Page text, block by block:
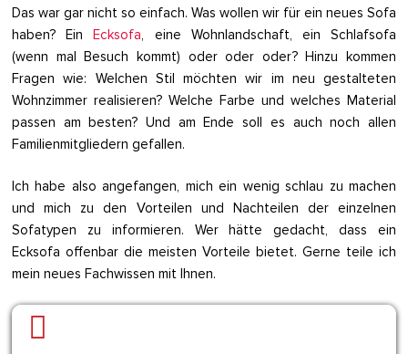
Das war gar nicht so einfach. Was wollen wir für ein neues Sofa
haben? EinEcksofa, eine Wohnlandschaft, ein Schlafsofa
(wenn mal Besuch kommt) oder oder oder? Hinzu kommen
Fragen wie: Welchen Stil möchten wir im neu gestalteten
Wohnzimmer realisieren? Welche Farbe und welches Material
passen am besten? Und am Ende soll es auch noch allen
Familienmitgliedern gefallen.
Ich habe also angefangen, mich ein wenig schlau zu machen
und mich zu den Vorteilen und Nachteilen der einzelnen
Sofatypen zu informieren. Wer hätte gedacht, dass ein
Ecksofa offenbar die meisten Vorteile bietet. Gerne teile ich
mein neues Fachwissen mit Ihnen.